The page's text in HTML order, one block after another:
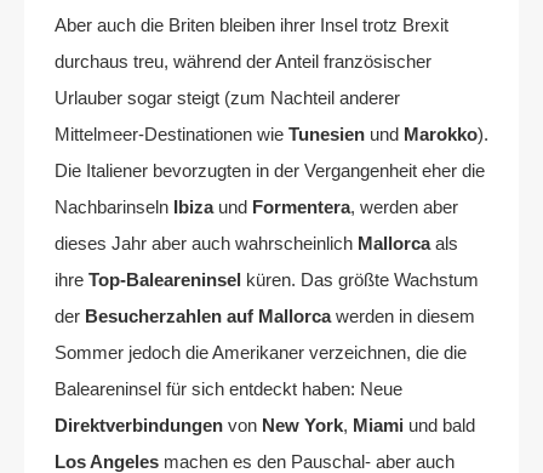
Aber auch die Briten bleiben ihrer Insel trotz Brexit
durchaus treu, während der Anteil französischer
Urlauber sogar steigt (zum Nachteil anderer
Mittelmeer-Destinationen wie Tunesien und Marokko).
Die Italiener bevorzugten in der Vergangenheit eher die
Nachbarinseln Ibizaund Formentera, werden aber
dieses Jahr aber auch wahrscheinlich Mallorcaals
ihre Top-Baleareninsel küren. Das größte Wachstum
der Besucherzahlen auf Mallorcawerden in diesem
Sommer jedoch die Amerikaner verzeichnen, die die
Baleareninsel für sich entdeckt haben: Neue
Direktverbindungen von New York, Miami und bald
Los Angeles machen es den Pauschal- aber auch